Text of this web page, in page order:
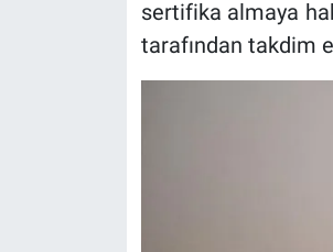
sertifika almaya
tarafından takdim